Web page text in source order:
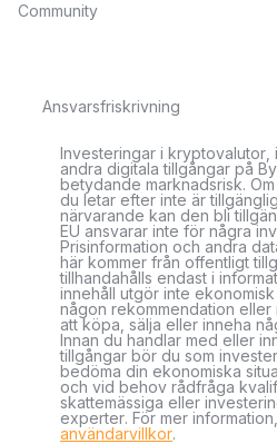
Community
Ansvarsfriskrivning
Investeringar i kryptovalutor,
andra digitala tillgångar på
betydande marknadsrisk.
du letar efter inte är
närvarande kan den bli
EU ansvarar inte för några
Prisinformation och andra
här kommer från offentligt
tillhandahålls endast i
innehåll utgör inte
någon rekommendation
att köpa, sälja eller inneha
Innan du handlar med eller
tillgångar bör du som
bedöma din ekonomiska
och vid behov rådfråga
skattemässiga eller
experter. För mer
användarvillkor.